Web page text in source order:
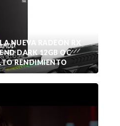
NUEVA RADEON RX
DARK 12GB OC
RENDIMIENTO